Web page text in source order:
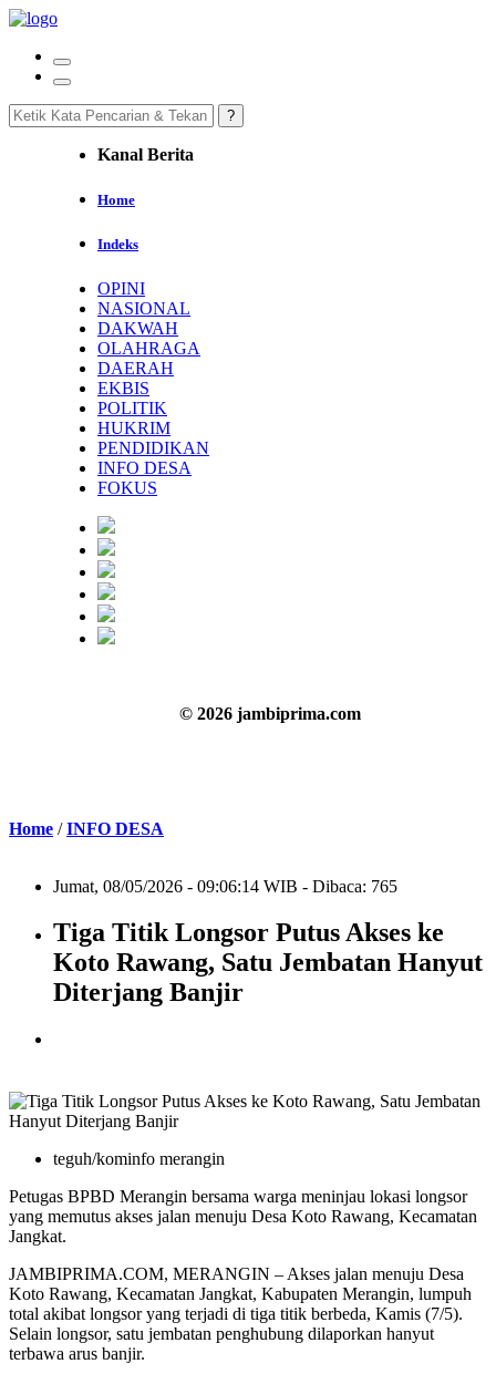
Kanal Berita
Home
Indeks
OPINI
NASIONAL
DAKWAH
OLAHRAGA
DAERAH
EKBIS
POLITIK
HUKRIM
PENDIDIKAN
INFO DESA
FOKUS
© 2026 jambiprima.com
Home /INFO DESA
Jumat, 08/05/2026 - 09:06:14 WIB - Dibaca: 765
Tiga Titik Longsor Putus Akses ke
Koto Rawang, Satu Jembatan Hanyut
Diterjang Banjir
teguh/kominfo merangin
Petugas BPBD Merangin bersama warga meninjau lokasi longsor
yang memutus akses jalan menuju Desa Koto Rawang, Kecamatan
Jangkat.
JAMBIPRIMA.COM, MERANGIN – Akses jalan menuju Desa
Koto Rawang, Kecamatan Jangkat, Kabupaten Merangin, lumpuh
total akibat longsor yang terjadi di tiga titik berbeda, Kamis (7/5).
Selain longsor, satu jembatan penghubung dilaporkan hanyut
terbawa arus banjir.